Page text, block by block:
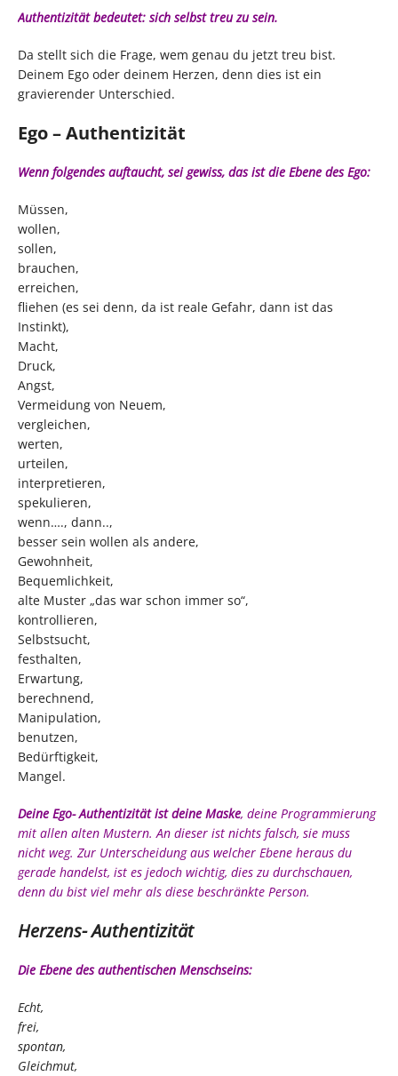
Authentizität bedeutet: sich selbst treu zu sein.
Da stellt sich die Frage, wem genau du jetzt treu bist.
Deinem Ego oder deinem Herzen, denn dies ist ein
gravierender Unterschied.
Ego – Authentizität
Wenn folgendes auftaucht, sei gewiss, das ist die Ebene des Ego:
Müssen,
wollen,
sollen,
brauchen,
erreichen,
fliehen (es sei denn, da ist reale Gefahr, dann ist das
Instinkt),
Macht,
Druck,
Angst,
Vermeidung von Neuem,
vergleichen,
werten,
urteilen,
interpretieren,
spekulieren,
wenn…., dann..,
besser sein wollen als andere,
Gewohnheit,
Bequemlichkeit,
alte Muster „das war schon immer so“,
kontrollieren,
Selbstsucht,
festhalten,
Erwartung,
berechnend,
Manipulation,
benutzen,
Bedürftigkeit,
Mangel.
Deine Ego- Authentizität ist deine Maske, deine Programmierung
mit allen alten Mustern. An dieser ist nichts falsch, sie muss
nicht weg. Zur Unterscheidung aus welcher Ebene heraus du
gerade handelst, ist es jedoch wichtig, dies zu durchschauen,
denn du bist viel mehr als diese beschränkte Person.
Herzens- Authentizität
Die Ebene des authentischen Menschseins:
Echt,
frei,
spontan,
Gleichmut,